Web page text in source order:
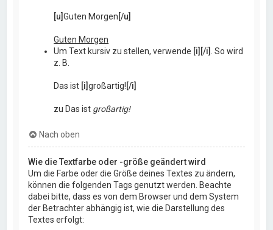
[u]Guten Morgen [/u]
Guten Morgen
Um Text kursiv zu stellen, verwende [i][/i] . So wird
z. B.
Das ist [i]großartig! [/i]
zu Das ist großartig!
Nach oben
Wie die Textfarbe oder -größe geändert wird
Um die Farbe oder die Größe deines Textes zu ändern,
können die folgenden Tags genutzt werden. Beachte
dabei bitte, dass es von dem Browser und dem System
der Betrachter abhängig ist, wie die Darstellung des
Textes erfolgt: